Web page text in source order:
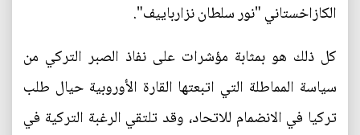
الكازاخستاني "نور سلطان نزارباييف".
كل ذلك هو بمثابة مؤشرات على نفاذ الصبر التركي من
سياسة المماطلة التي اتبعتها القارة الأوروبية حيال طلب
تركيا في الانضمام للاتحاد، وقد تلتقي الرغبة التركية في